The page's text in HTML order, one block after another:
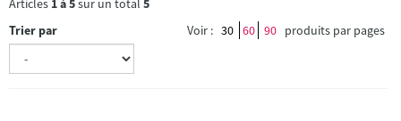
Articles 1à5sur un total 5
Trier par
Voir : 30 60 90 produits par pages